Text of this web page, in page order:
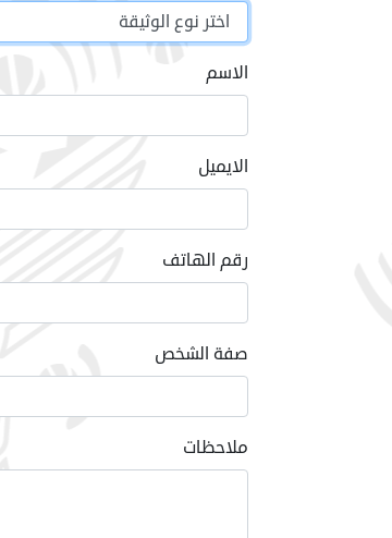
الاسم
الايميل
رقم الهاتف
صفة الشخص
ملاحظات